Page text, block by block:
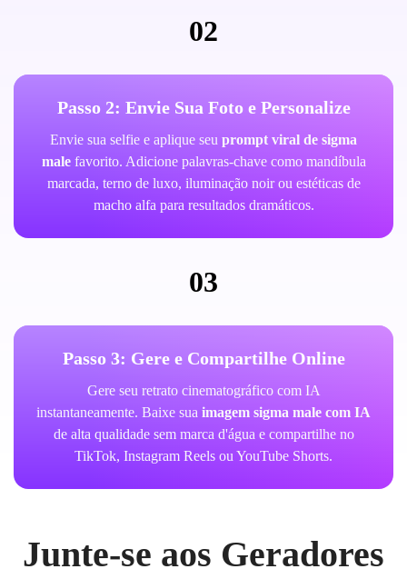
02
Passo 2: Envie Sua Foto e Personalize
Envie sua selfie e aplique seu prompt viral de sigma
malefavorito. Adicione palavras-chave como mandíbula
marcada, terno de luxo, iluminação noir ou estéticas de
macho alfa para resultados dramáticos.
03
Passo 3: Gere e Compartilhe Online
Gere seu retrato cinematográfico com IA
instantaneamente. Baixe sua imagem sigma male com IA
de alta qualidade sem marca d'água e compartilhe no
TikTok, Instagram Reels ou YouTube Shorts.
Junte-se aos Geradores